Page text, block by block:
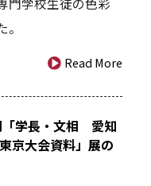
Read More
学長・文相 愛知
京大会資料」展の